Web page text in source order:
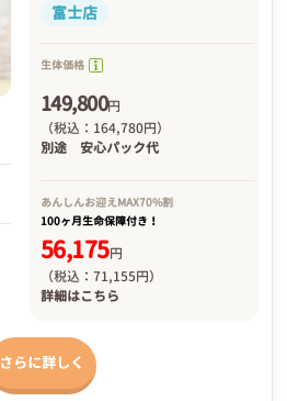
富士店
生体価格
149,800円
（税込：164,780円）
別途 安心パック代
あんしんお迎えMAX70%割
100ヶ月生命保障付き！
56,175円
（税込：71,155円）
詳細はこちら
さらに詳しく